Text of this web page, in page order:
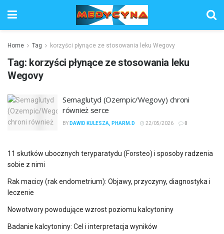
Home Tag korzyści płynące ze stosowania leku Wegovy
Tag: korzyści płynące ze stosowania leku
Wegovy
Semaglutyd (Ozempic/Wegovy) chroni
również serce
BY DAWID KULESZA, PHARM.D 22/05/2026 0
11 skutków ubocznych teryparatydu (Forsteo) i sposoby radzenia
sobie z nimi
Rak macicy (rak endometrium): Objawy, przyczyny, diagnostyka i
leczenie
Nowotwory powodujące wzrost poziomu kalcytoniny
Badanie kalcytoniny: Cel i interpretacja wyników